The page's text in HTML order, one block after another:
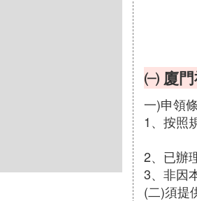
㈠ 廈
一)申領
1、按照
2、已辦
3、非因
(二)須提